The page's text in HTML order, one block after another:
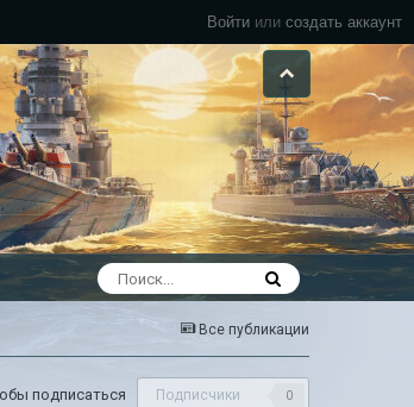
Войти или создать аккаунт
Все публикации
подписаться Подписчики 0